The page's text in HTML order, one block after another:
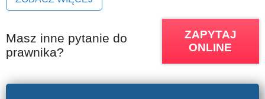
Masz inne pytanie do
prawnika?
ZAPYTAJ
ONLINE